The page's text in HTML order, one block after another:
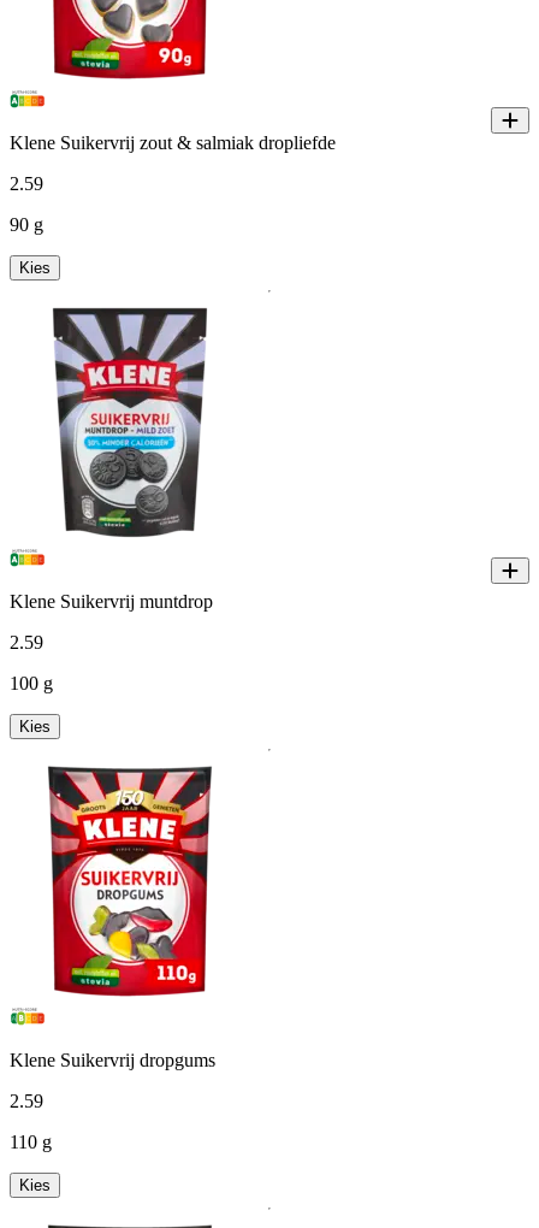
Klene Suikervrij zout & salmiak dropliefde
2.59
90 g
Kies
Klene Suikervrij muntdrop
2.59
100 g
Kies
Klene Suikervrij dropgums
2.59
110 g
Kies